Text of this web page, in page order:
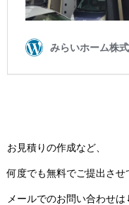
お見積りの作成など、
何度でも無料でご提出させ
メールでのお問い合わせ